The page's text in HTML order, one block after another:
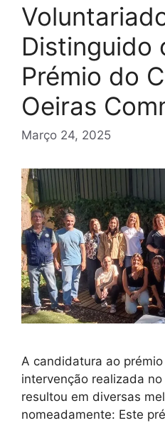
Distinguido
Prémio do
Oeiras
Março 24, 2025
A candidatura ao
intervenção realizada
resultou em diversas
nomeadamente: Este